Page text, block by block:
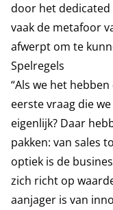
door het
vaak de metafoor
afwerpt om te
Spelregels
“Als we het
eerste vraag die
eigenlijk? Daar
pakken: van sales
optiek is de
zich richt op
aanjager is van